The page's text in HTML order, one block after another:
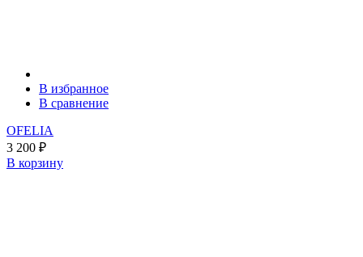
В избранное
В сравнение
OFELIA
3 200 ₽
В корзину